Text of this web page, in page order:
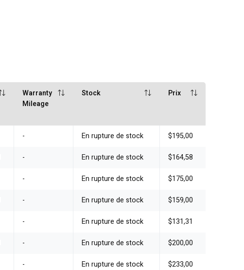
Warranty
Mileage
Stock Prix
- En rupture de stock $195,00
- En rupture de stock $164,58
- En rupture de stock $175,00
- En rupture de stock $159,00
- En rupture de stock $131,31
- En rupture de stock $200,00
- En rupture de stock $233,00